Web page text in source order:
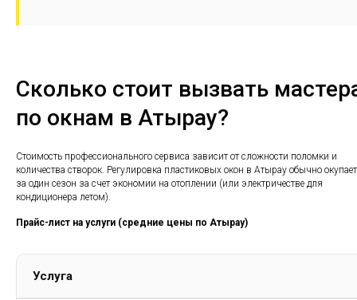
Сколько стоит вызвать
по окнам в Атырау?
Стоимость профессионального сервиса зависит от сложности поломки и
количества створок. Регулировка пластиковых окон в Атырау обычно
за один сезон за счет экономии на отоплении (или электричестве для
кондиционера летом).
Прайс-лист на услуги (средние цены по Атырау)
Услуга